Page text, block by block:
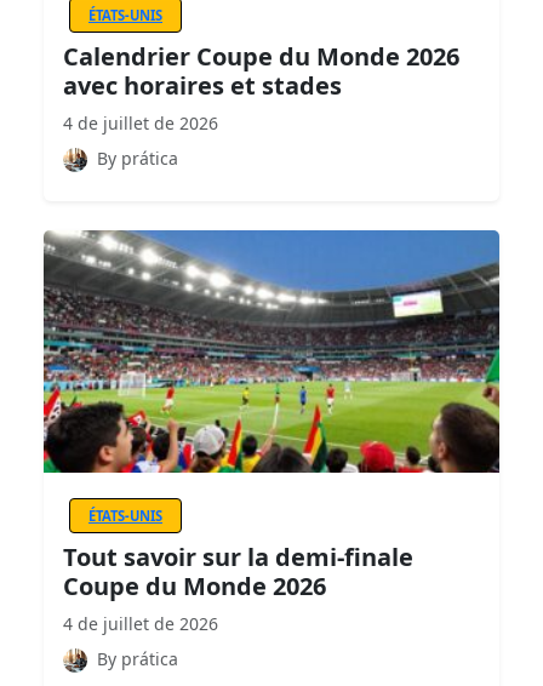
ÉTATS-UNIS
Calendrier Coupe du Monde 2026
avec horaires et stades
4 de juillet de 2026
By prática
ÉTATS-UNIS
Tout savoir sur la demi-finale
Coupe du Monde 2026
4 de juillet de 2026
By prática